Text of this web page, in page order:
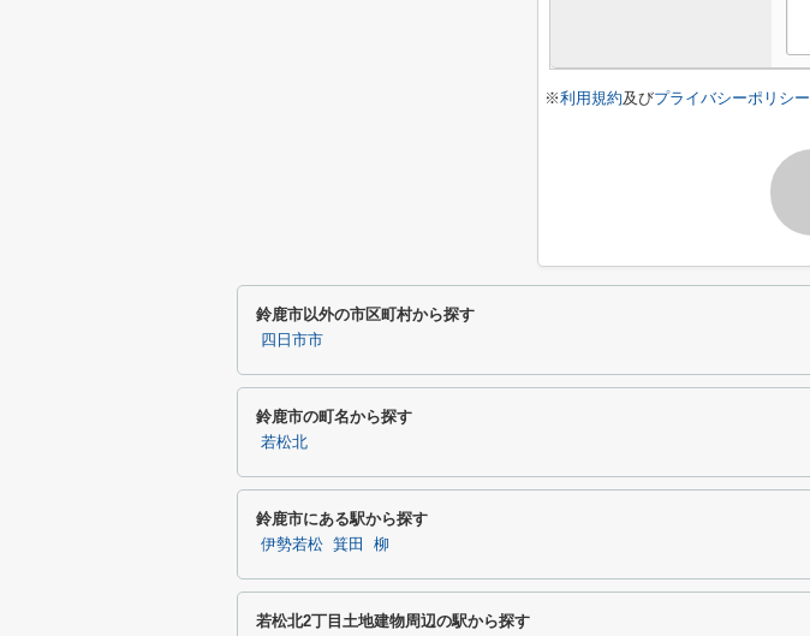
※利用規約及びプライバシーポリシー
鈴鹿市以外の市区町村から探す
四日市市
鈴鹿市の町名から探す
若松北
鈴鹿市にある駅から探す
伊勢若松 箕田 柳
若松北2丁目土地建物周辺の駅から探す